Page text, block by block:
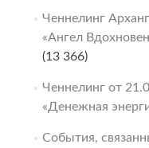
Ченнелинг
«Ангел
(13 366)
Ченнелинг от
«Денежная
События,